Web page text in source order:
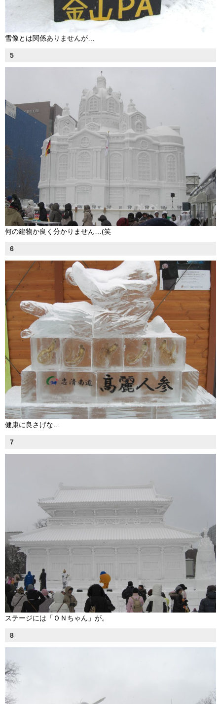
雪像とは関係ありませんが…
5
何の建物か良く分かりません…(笑
6
健康に良さげな…
7
ステージには「ＯＮちゃん」が。
8